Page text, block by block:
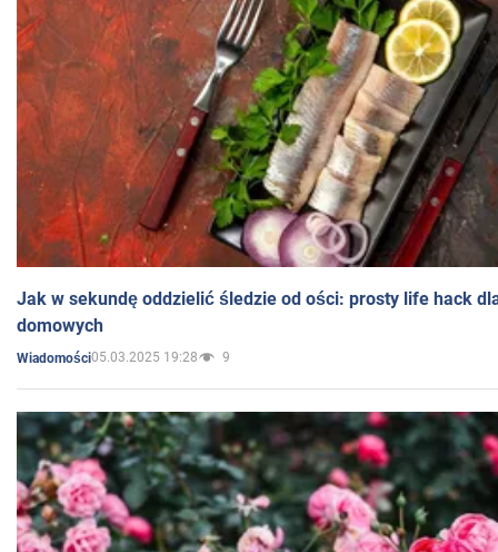
Jak w sekundę oddzielić śledzie od ości: prosty life hack
domowych
Wiadomości05.03.2025 19:28 9